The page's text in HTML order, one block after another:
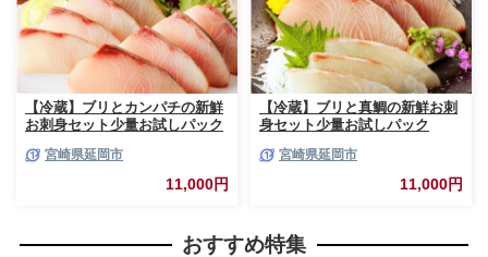
【冷蔵】ブリとカンパチの新鮮
お刺身セット少量お試しパック
宮崎県延岡市
11,000円
【冷蔵】ブリと真鯛の新鮮お刺
身セット少量お試しパック
宮崎県延岡市
11,000円
おすすめ特集